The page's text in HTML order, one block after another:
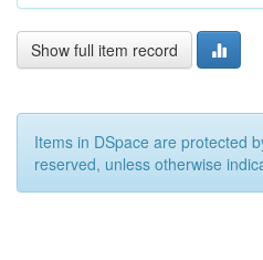
Show full item record
Items in DSpace are protected
reserved, unless otherwise